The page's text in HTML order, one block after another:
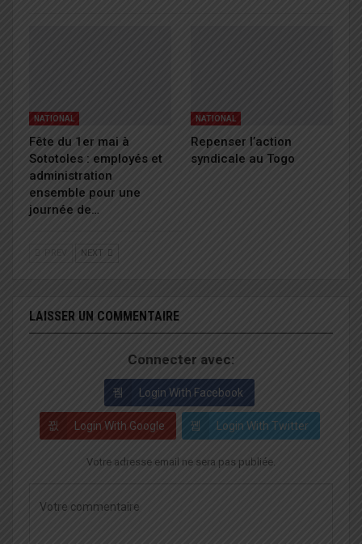
NATIONAL
Fête du 1er mai à
Sototoles : employés et
administration
ensemble pour une
journée de…
NATIONAL
Repenser l’action
syndicale au Togo
NEXT
LAISSER UN COMMENTAIRE
Connecter avec:
Login With Facebook
Login With Google Login With Twitter
Votre adresse email ne sera pas publiée.